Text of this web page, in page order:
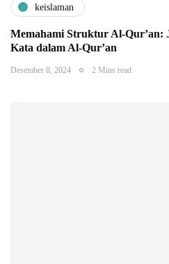
keislaman
Memahami Struktur Al-Qur’an:
Kata dalam Al-Qur’an
Desember 8, 2024 2 Mins read